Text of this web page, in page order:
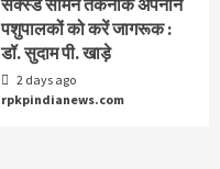
सेक्स्ड सीमेन तकनीक अपनाने
पशुपालकों को करें जागरूक :
डॉ. सुदाम पी. खाड़े
2 days ago
rpkpindianews.com